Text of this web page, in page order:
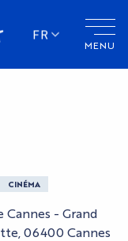
MENU
Accessibilité
FR
CINÉMA
Cannes - Grand
06400 Cannes